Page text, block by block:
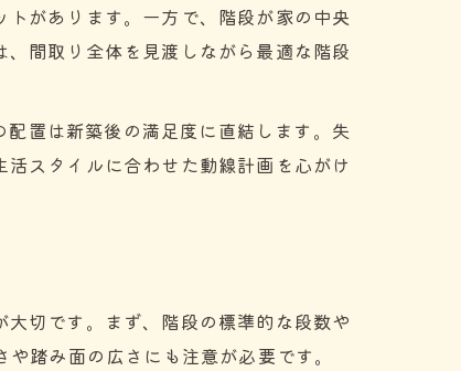
があります。一方で、階段が家の中央
間取り全体を見渡しながら最適な階段
置は新築後の満足度に直結します。失
スタイルに合わせた動線計画を心がけ
切です。まず、階段の標準的な段数や
踏み面の広さにも注意が必要です。